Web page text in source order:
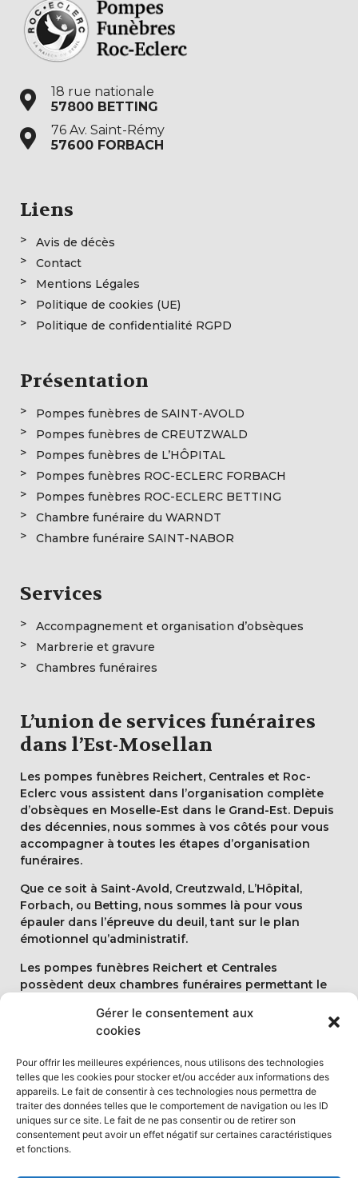
Gérer le consentement aux
cookies
Pour offrir les meilleures expériences, nous utilisons des technologies
telles que les cookies pour stocker et/ou accéder aux informations des
appareils. Le fait de consentir à ces technologies nous permettra de
traiter des données telles que le comportement de navigation ou les ID
uniques sur ce site. Le fait de ne pas consentir ou de retirer son
consentement peut avoir un effet négatif sur certaines caractéristiques
et fonctions.
18 rue nationale
57800 BETTING
76 Av. Saint-Rémy
57600 FORBACH
Liens
Avis de décès
Contact
Mentions Légales
Politique de cookies (UE)
Politique de confidentialité RGPD
Présentation
Pompes funèbres de SAINT-AVOLD
Pompes funèbres de CREUTZWALD
Pompes funèbres de L’HÔPITAL
Pompes funèbres ROC-ECLERC FORBACH
Pompes funèbres ROC-ECLERC BETTING
Chambre funéraire du WARNDT
Chambre funéraire SAINT-NABOR
Services
Accompagnement et organisation d’obsèques
Marbrerie et gravure
Chambres funéraires
L’union de services funéraires
dans l’Est-Mosellan
Les pompes funèbres Reichert, Centrales et Roc-
Eclerc vous assistent dans l’organisation complète
d’obsèques en Moselle-Est dans le Grand-Est. Depuis
des décennies, nous sommes à vos côtés pour vous
accompagner à toutes les étapes d’organisation
funéraires.
Que ce soit à Saint-Avold, Creutzwald, L’Hôpital,
Forbach, ou Betting, nous sommes là pour vous
épauler dans l’épreuve du deuil, tant sur le plan
émotionnel qu’administratif.
Les pompes funèbres Reichert et Centrales
possèdent deux chambres funéraires permettant le
quiétude. Une dernière demeure favorisant veillée,
réflexion et retrouvailles entre membres d’une même
Notre site internet permet également de connaître
les derniers avis de décès de l’Est-Mosellan ainsi que
de témoigner son émotion ou son hommage en
laissant un message aux proches de la personne
décédée.